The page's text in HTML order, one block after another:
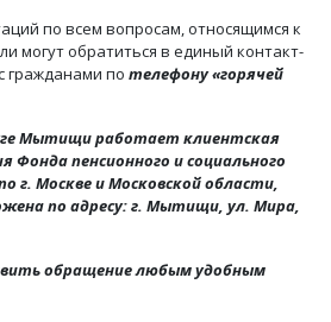
по всем вопросам, относящимся к
могут обратиться в единый контакт-
гражданами по телефону «горячей
Мытищи работает клиентская
Фонда пенсионного и социального
г. Москве и Московской области,
по адресу: г. Мытищи, ул. Мира,
обращение любым удобным